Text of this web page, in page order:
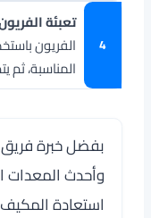
تعبئة
الفريون
المناسبة، ثم
بفضل خبرة
وأحدث
استعادة